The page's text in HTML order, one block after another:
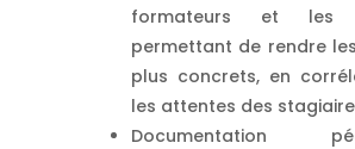
formateurs et les
permettant de rendre
plus concrets, en
les attentes des
Documentation